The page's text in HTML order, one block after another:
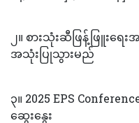
၂။ ‌‎စားသုံးဆီဖြန့်ဖြူးရ
အသုံးပြုသွားမည်
၃။ ‌‎2025 EPS
ဆွေးနွေး